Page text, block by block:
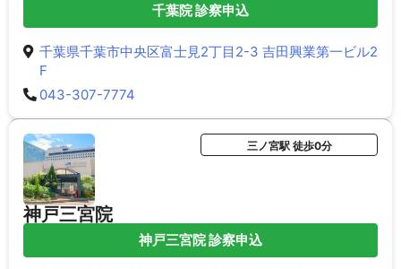
千葉院 診察申込
千葉県千葉市中央区富士見2丁目2-3 吉田興業第一ビル2
F
043-307-7774
神戸三宮院
三ノ宮駅 徒歩0分
神戸三宮院 診察申込